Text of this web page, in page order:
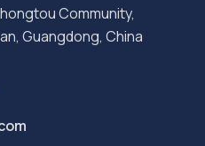
Community,
Guangdong, China